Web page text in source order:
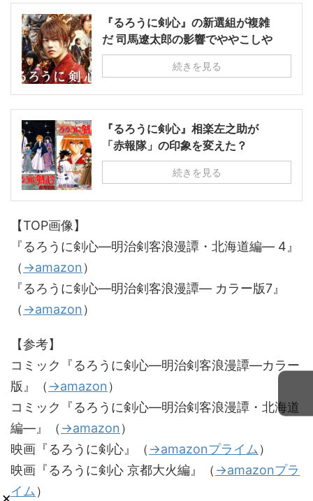
『るろうに剣心』の新選組が複雑
だ 司馬遼太郎の影響でややこしや
続きを見る
『るろうに剣心』相楽左之助が
「赤報隊」の印象を変えた？
続きを見る
【TOP画像】
『るろうに剣心―明治剣客浪漫譚・北海道編― 4』
（ →amazon）
『るろうに剣心―明治剣客浪漫譚― カラー版7』
（ →amazon）
【参考】
コミック『るろうに剣心―明治剣客浪漫譚―カラー
版』（ →amazon）
コミック『るろうに剣心―明治剣客浪漫譚・北海道
編―』（ →amazon）
映画『るろうに剣心』（ →amazonプライム）
映画『るろうに剣心 京都大火編』（ →amazonプラ
イム）